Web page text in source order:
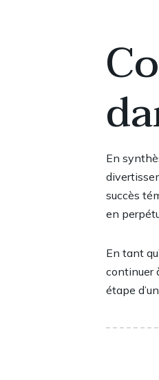
En
succès
en
En tant
continuer
étape